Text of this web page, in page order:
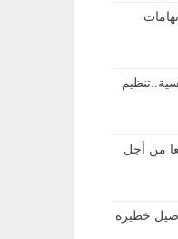
من أجل
خطيرة